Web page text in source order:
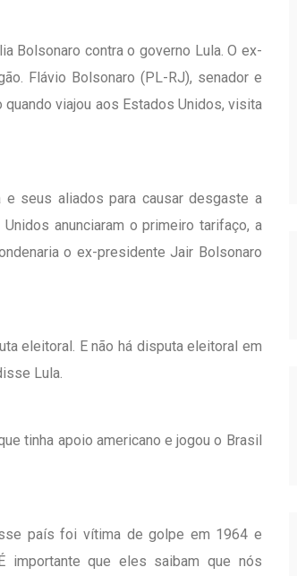
Bolsonaro contra o governo Lula. O ex-
Flávio Bolsonaro (PL-RJ), senador e
viajou aos Estados Unidos, visita
seus aliados para causar desgaste a
anunciaram o primeiro tarifaço, a
o ex-presidente Jair Bolsonaro
eleitoral. E não há disputa eleitoral em
Lula.
tinha apoio americano e jogou o Brasil
país foi vítima de golpe em 1964 e
importante que eles saibam que nós